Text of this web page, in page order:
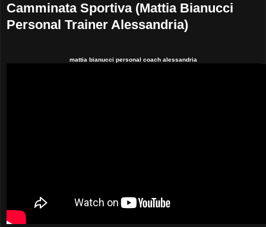
Camminata Sportiva (Mattia Bianucci
Personal Trainer Alessandria)
mattia bianucci personal coach alessandria